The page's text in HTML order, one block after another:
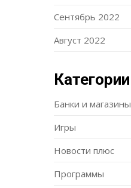
Сентябрь 2022
Август 2022
Категории
Банки и магазины
Игры
Новости плюс
Программы